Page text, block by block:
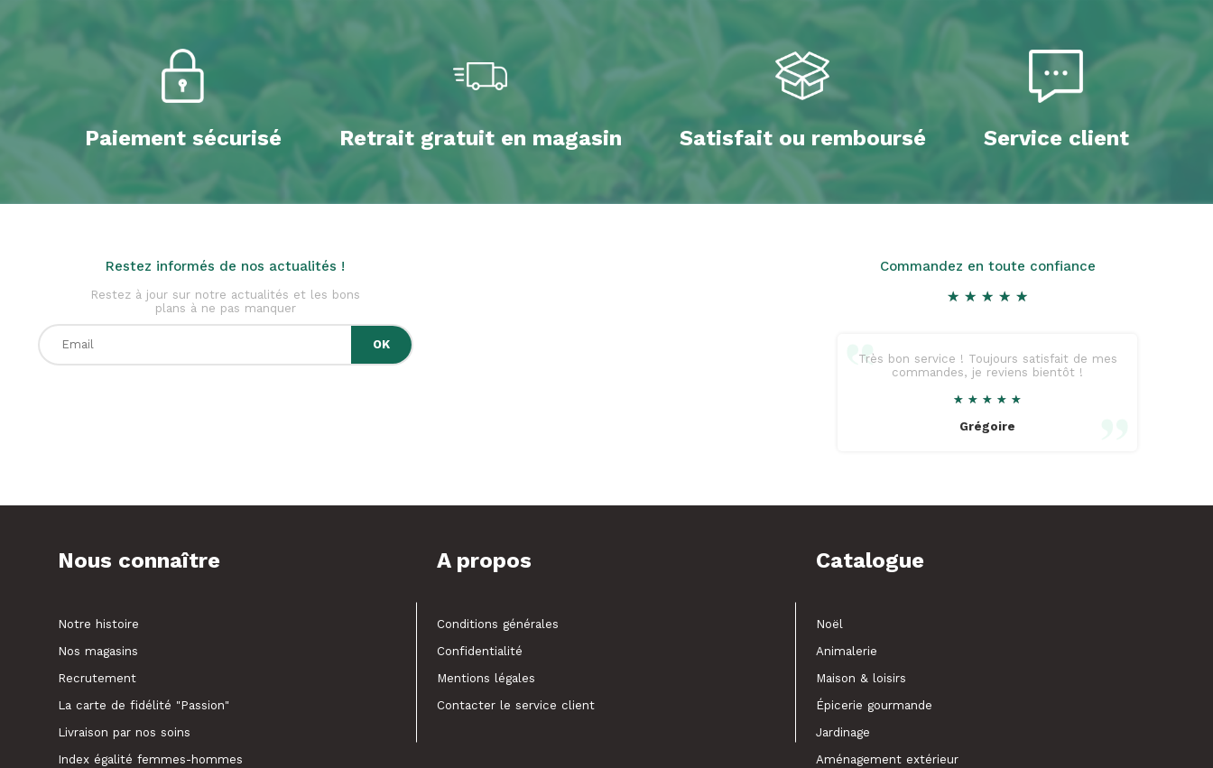
Paiement sécurisé Retrait gratuit en magasin Satisfait ou remboursé Service client
Restez informés de nos actualités !
Restez à jour sur notre actualités et les bons
plans à ne pas manquer
Commandez en toute confiance
★ ★ ★ ★ ★
★ ★ ★ ★ ★
Très bon service ! Toujours satisfait de mes
commandes, je reviens bientôt !
★ ★ ★ ★ ★
★ ★ ★ ★ ★
Grégoire
Nous connaître
Notre histoire
Nos magasins
Recrutement
La carte de fidélité "Passion"
Livraison par nos soins
Index égalité femmes-hommes
A propos
Conditions générales
Confidentialité
Mentions légales
Contacter le service client
Catalogue
Noël
Animalerie
Maison & loisirs
Épicerie gourmande
Jardinage
Aménagement extérieur